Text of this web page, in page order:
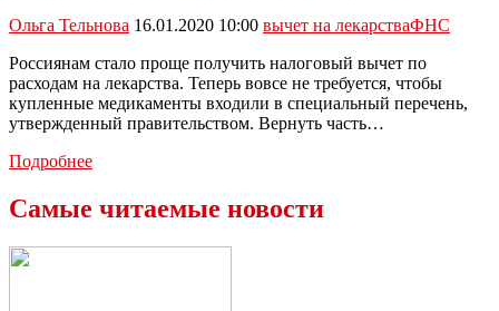
Ольга Тельнова 16.01.2020 10:00 вычет на лекарстваФНС
Россиянам стало проще получить налоговый вычет по
расходам на лекарства. Теперь вовсе не требуется, чтобы
купленные медикаменты входили в специальный перечень,
утвержденный правительством. Вернуть часть…
ПодробнееФНС
о
новых
Самые читаемые новости